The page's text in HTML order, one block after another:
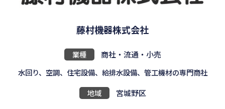
藤村機器株式会社
業種
商社・流通・小売
水回り、空調、住宅設備、給排水設備、管工機材の専門商社
地域
宮城野区